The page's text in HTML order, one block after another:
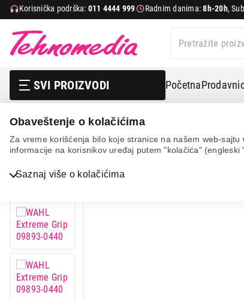
Obaveštenje o kolačićima
Za vreme korišćenja bilo koje stranice na našem web-sajtu
informacije na korisnikov uređaj putem "kolačića" (engleski
Saznaj više o kolačićima
Korisnička podrška: 011 4444 999 Radnim danima:8h-20h,
SVI PROIZVODI Početna
Bela tehnika
IT & Gaming
Mobilni telefoni i tableti
Mali kućni aparati
Mali kuhinjski aparati
Nega tela, lepota i zdravlje